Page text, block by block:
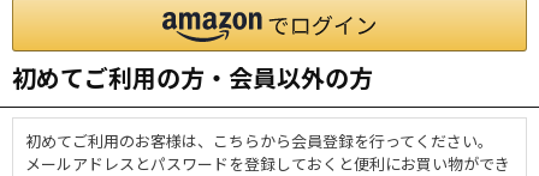
初めてご利用の方・会員以外の方
初めてご利用のお客様は、こちらから会員登録を行ってください。
メールアドレスとパスワードを登録しておくと便利にお買い物ができ